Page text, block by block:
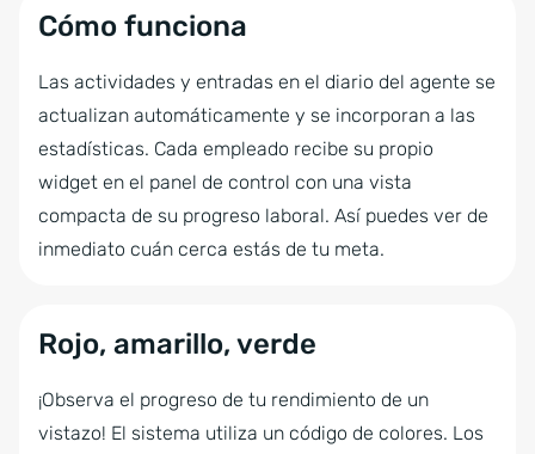
Cómo funciona
Las actividades y entradas en el diario del agente se
actualizan automáticamente y se incorporan a las
estadísticas. Cada empleado recibe su propio
widget en el panel de control con una vista
compacta de su progreso laboral. Así puedes ver de
inmediato cuán cerca estás de tu meta.
Rojo, amarillo, verde
¡Observa el progreso de tu rendimiento de un
vistazo! El sistema utiliza un código de colores. Los